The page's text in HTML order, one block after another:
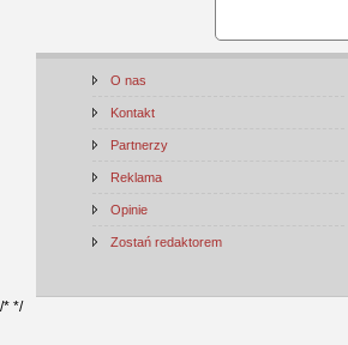
O nas
Kontakt
Partnerzy
Reklama
Opinie
Zostań redaktorem
/* */